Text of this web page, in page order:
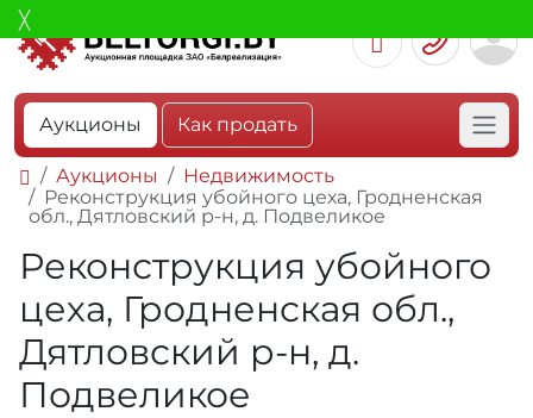
Аукционы Как продать
Аукционы
Недвижимость
Реконструкция убойного цеха, Гродненская
обл., Дятловский р-н, д. Подвеликое
Реконструкция убойного
цеха, Гродненская обл.,
Дятловский р-н, д.
Подвеликое